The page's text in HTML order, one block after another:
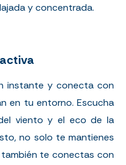
y concentrada.
instante y conecta con
en tu entorno. Escucha
viento y el eco de la
no solo te mantienes
te conectas con